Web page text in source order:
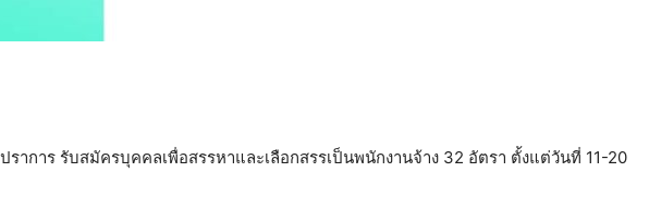
ราการ รับสมัครบุคคลเพื่อสรรหาและเลือกสรรเป็นพนักงานจ้าง 32 อัตรา ตั้งแต่วันที่ 11-20